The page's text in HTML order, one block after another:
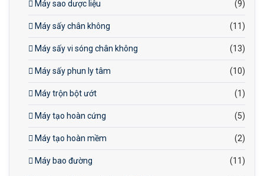
Máy sao dược liệu (9)
Máy sấy chân không (11)
Máy sấy vi sóng chân không (13)
Máy sấy phun ly tâm (10)
Máy trộn bột ướt (1)
Máy tạo hoàn cứng (5)
Máy tạo hoàn mềm (2)
Máy bao đường (11)